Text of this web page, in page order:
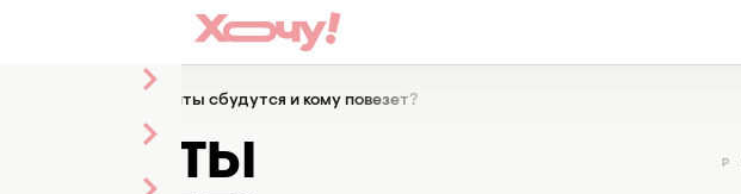
Сон про свечу: чьи мечты сбудутся и кому повезет?
МЕЧТЫ